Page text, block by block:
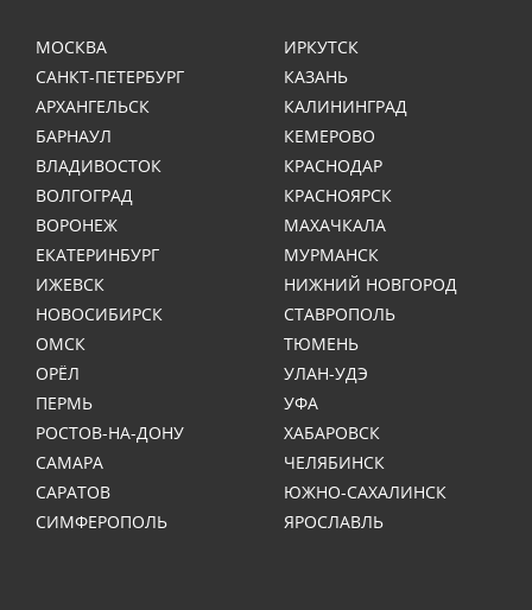
МОСКВА
САНКТ-ПЕТЕРБУРГ
АРХАНГЕЛЬСК
БАРНАУЛ
ВЛАДИВОСТОК
ВОЛГОГРАД
ВОРОНЕЖ
ЕКАТЕРИНБУРГ
ИЖЕВСК
ИРКУТСК
КАЗАНЬ
КАЛИНИНГРАД
КЕМЕРОВО
КРАСНОДАР
КРАСНОЯРСК
МАХАЧКАЛА
МУРМАНСК
НИЖНИЙ НОВГОРОД
НОВОСИБИРСК
ОМСК
ОРЁЛ
ПЕРМЬ
РОСТОВ-НА-ДОНУ
САМАРА
САРАТОВ
СИМФЕРОПОЛЬ
СТАВРОПОЛЬ
ТЮМЕНЬ
УЛАН-УДЭ
УФА
ХАБАРОВСК
ЧЕЛЯБИНСК
ЮЖНО-САХАЛИНСК
ЯРОСЛАВЛЬ